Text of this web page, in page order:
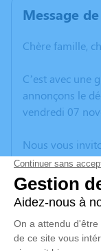
Message
Chère famille,
C’est avec une
annonçons le
vendredi 07
Nous vous
vos
anecdote ou
poèmes ou des
d'expression
JOLLIET.